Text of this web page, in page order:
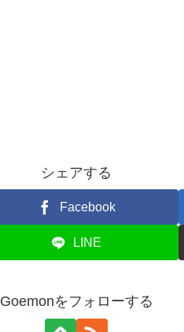
シェアする
Facebook
LINE
Goemonをフォローする